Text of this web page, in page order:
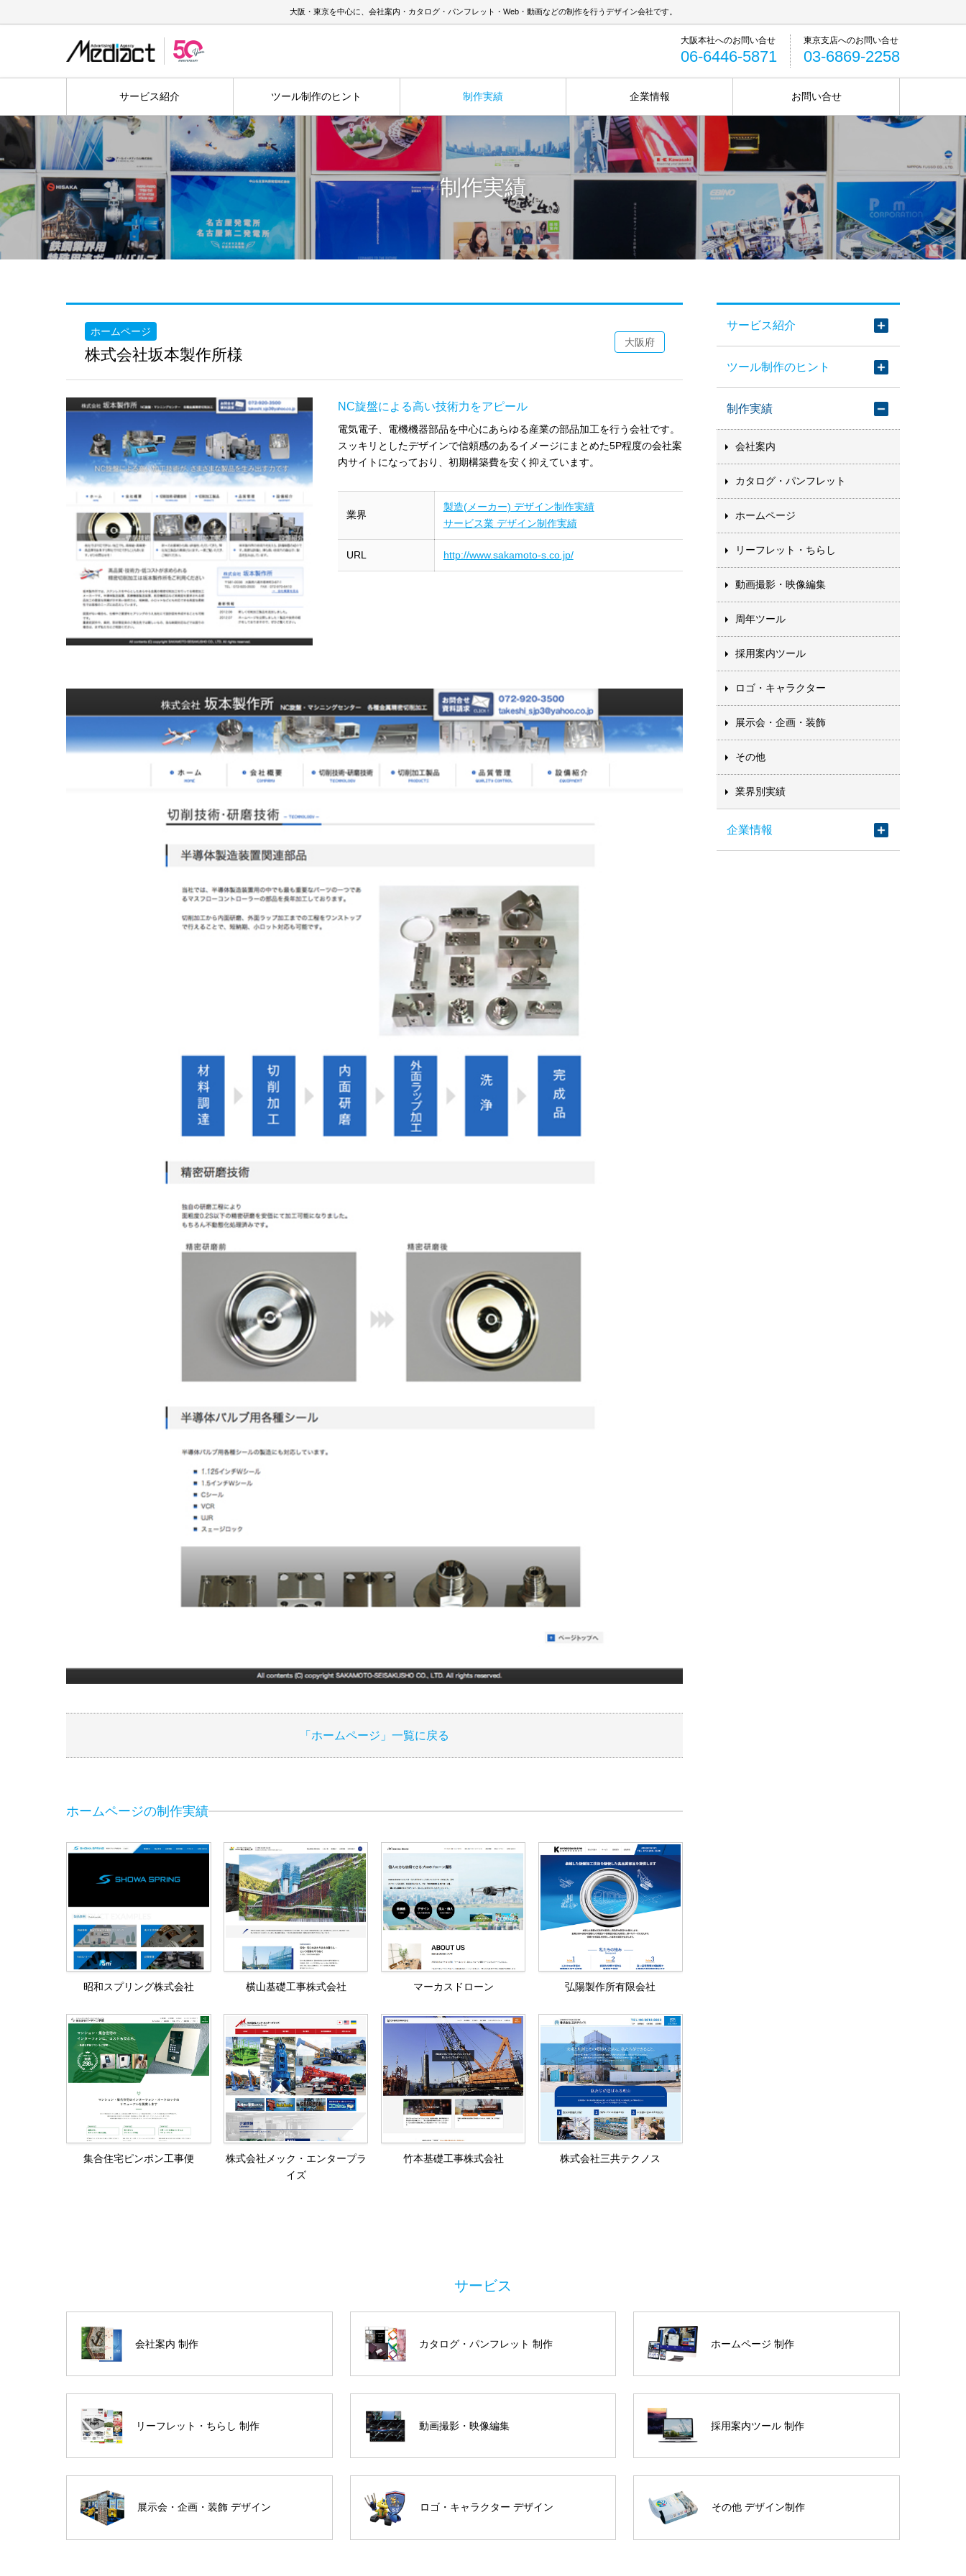
大阪・東京を中心に、会社案内・カタログ・パンフレット・Web・動画などの制作を行うデザイン会社です。
06-6446-5871 03-6869-2258
サービス紹介 ツール制作のヒント 制作実績 企業情報 お問い合せ
制作実績
ホームページ
株式会社坂本製作所様
大阪府
NC旋盤による高い技術力をアピール
電気電子、電機機器部品を中心にあらゆる産業の部品加工を行う会社です。
スッキリとしたデザインで信頼感のあるイメージにまとめた5P程度の会社案
内サイトになっており、初期構築費を安く抑えています。
業界
製造(メーカー) デザイン制作実績
サービス業 デザイン制作実績
URL http://www.sakamoto-s.co.jp/
「ホームページ」一覧に戻る
ホームページの制作実績
昭和スプリング株式会社 横山基礎工事株式会社 マーカスドローン 弘陽製作所有限会社
集合住宅ピンポン工事便
株式会社メック・エンタープラ
イズ
竹本基礎工事株式会社 株式会社三共テクノス
サービス紹介
ツール制作のヒント
制作実績
会社案内
カタログ・パンフレット
ホームページ
リーフレット・ちらし
動画撮影・映像編集
周年ツール
採用案内ツール
ロゴ・キャラクター
展示会・企画・装飾
その他
業界別実績
企業情報
会社案内 制作 カタログ・パンフレット 制作 ホームページ 制作
リーフレット・ちらし 制作 動画撮影・映像編集 採用案内ツール 制作
展示会・企画・装飾 デザイン ロゴ・キャラクター デザイン その他 デザイン制作